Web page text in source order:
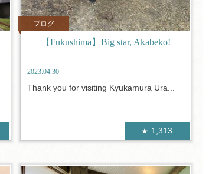
ブログ
【Fukushima】Big star, Akabeko!
2023.04.30
Thank you for visiting Kyukamura Ura...
1,313